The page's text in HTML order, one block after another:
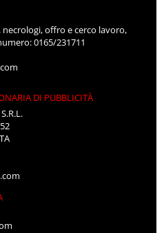
offro e cerco lavoro,
0165/231711
DI PUBBLICITÀ